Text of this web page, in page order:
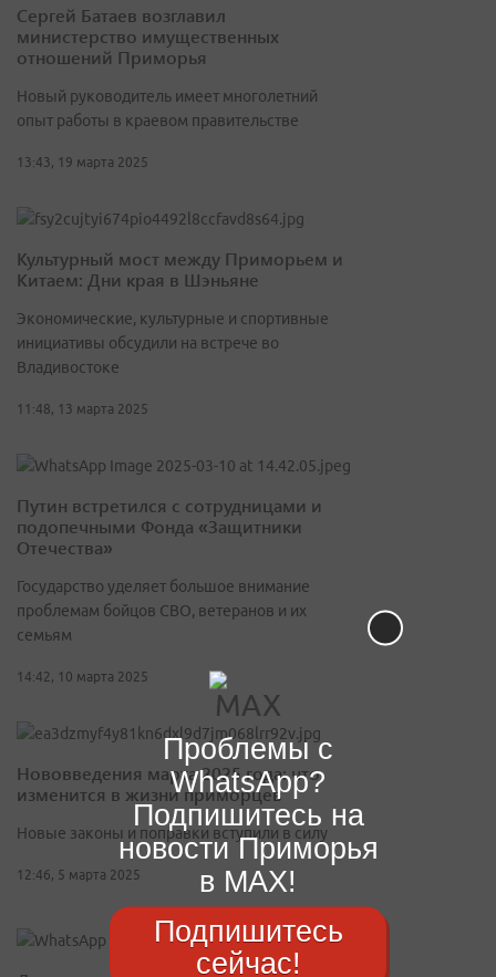
Сергей Батаев возглавил
министерство имущественных
отношений Приморья
Новый руководитель имеет многолетний
опыт работы в краевом правительстве
13:43, 19 марта 2025
Культурный мост между Приморьем и
Китаем: Дни края в Шэньяне
Экономические, культурные и спортивные
инициативы обсудили на встрече во
Владивостоке
11:48, 13 марта 2025
Путин встретился с сотрудницами и
подопечными Фонда «Защитники
Отечества»
Государство уделяет большое внимание
проблемам бойцов СВО, ветеранов и их
семьям
14:42, 10 марта 2025
Нововведения марта 2025 года: что
изменится в жизни приморцев
Новые законы и поправки вступили в силу
12:46, 5 марта 2025
Проблемы с
WhatsApp?
Подпишитесь на
новости Приморья
в MAX!
Подпишитесь
сейчас!